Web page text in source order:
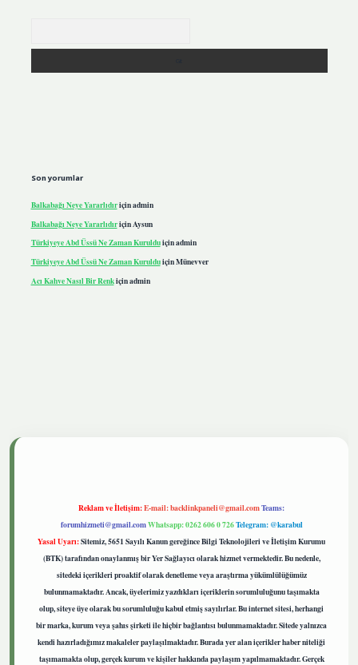
Son yorumlar
Balkabağı Neye Yararlıdıriçinadmin
Balkabağı Neye Yararlıdıriçin Aysun
Türkiyeye Abd Üssü Ne Zaman Kurulduiçinadmin
Türkiyeye Abd Üssü Ne Zaman KurulduiçinMünevver
Acı Kahve Nasıl Bir Renkiçinadmin
Reklam ve İletişim:E-mail:backlinkpaneli@gmail.comTeams:
forumhizmeti@gmail.comWhatsapp: 0262 606 0 726Telegram: @karabul
Yasal Uyarı:Sitemiz, 5651 Sayılı Kanun gereğince Bilgi Teknolojileri ve İletişim Kurumu
(BTK) tarafından onaylanmış bir Yer Sağlayıcı olarak hizmet vermektedir. Bu nedenle,
sitedeki içerikleri proaktif olarak denetleme veya araştırma yükümlülüğümüz
bulunmamaktadır. Ancak, üyelerimiz yazdıkları içeriklerin sorumluluğunu taşımakta
olup, siteye üye olarak bu sorumluluğu kabul etmiş sayılırlar. Bu internet sitesi, herhangi
bir marka, kurum veya şahıs şirketi ile hiçbir bağlantısı bulunmamaktadır. Sitede yalnızca
kendi hazırladığımız makaleler paylaşılmaktadır. Burada yer alan içerikler haber niteliği
taşımamakta olup, gerçek kurum ve kişiler hakkında paylaşım yapılmamaktadır. Gerçek